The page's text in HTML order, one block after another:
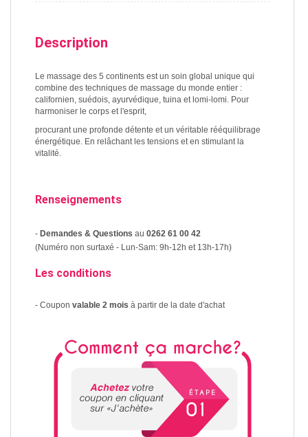
Description
Le massage des 5 continents est un soin global unique qui
combine des techniques de massage du monde entier :
californien, suédois, ayurvédique, tuina et lomi-lomi. Pour
harmoniser le corps et l'esprit,
procurant une profonde détente et un véritable rééquilibrage
énergétique. En relâchant les tensions et en stimulant la
vitalité.
Renseignements
- Demandes & Questions au 0262 61 00 42
(Numéro non surtaxé - Lun-Sam: 9h-12h et 13h-17h)
Les conditions
- Coupon valable 2 mois à partir de la date d'achat